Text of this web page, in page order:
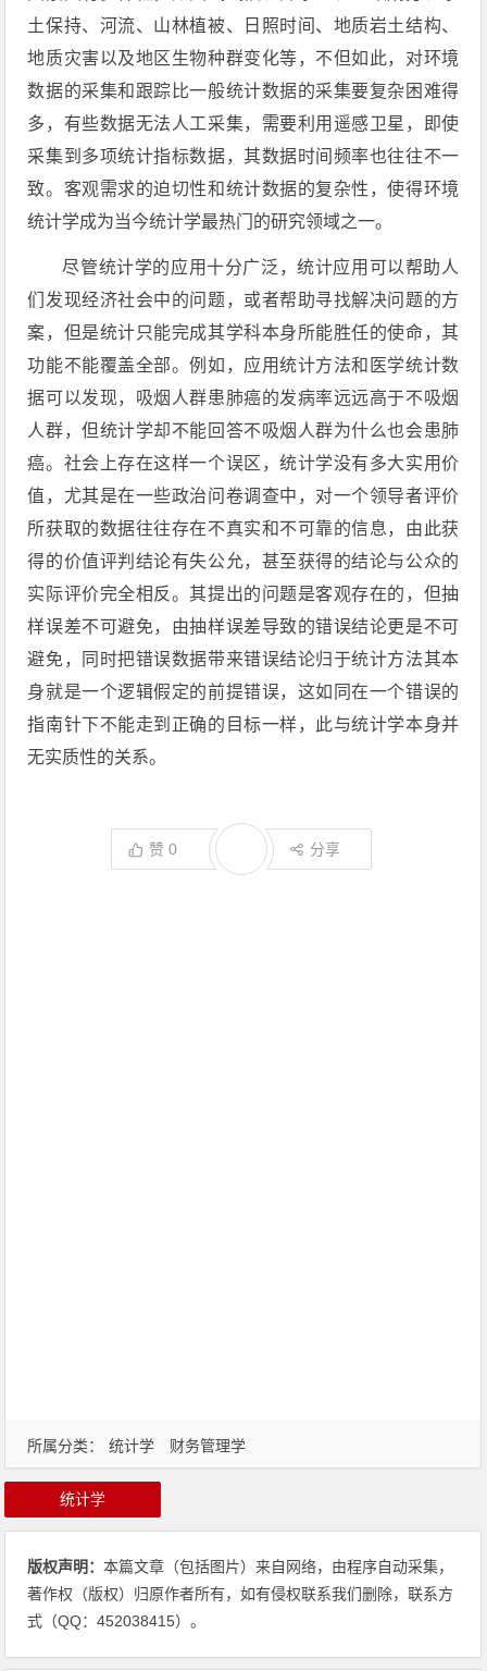
土保持、河流、山林植被、日照时间、地质岩土结构、
地质灾害以及地区生物种群变化等，不但如此，对环境
数据的采集和跟踪比一般统计数据的采集要复杂困难得
多，有些数据无法人工采集，需要利用遥感卫星，即使
采集到多项统计指标数据，其数据时间频率也往往不一
致。客观需求的迫切性和统计数据的复杂性，使得环境
统计学成为当今统计学最热门的研究领域之一。
尽管统计学的应用十分广泛，统计应用可以帮助人
们发现经济社会中的问题，或者帮助寻找解决问题的方
案，但是统计只能完成其学科本身所能胜任的使命，其
功能不能覆盖全部。例如，应用统计方法和医学统计数
据可以发现，吸烟人群患肺癌的发病率远远高于不吸烟
人群，但统计学却不能回答不吸烟人群为什么也会患肺
癌。社会上存在这样一个误区，统计学没有多大实用价
值，尤其是在一些政治问卷调查中，对一个领导者评价
所获取的数据往往存在不真实和不可靠的信息，由此获
得的价值评判结论有失公允，甚至获得的结论与公众的
实际评价完全相反。其提出的问题是客观存在的，但抽
样误差不可避免，由抽样误差导致的错误结论更是不可
避免，同时把错误数据带来错误结论归于统计方法其本
身就是一个逻辑假定的前提错误，这如同在一个错误的
指南针下不能走到正确的目标一样，此与统计学本身并
无实质性的关系。
赞0 分享
所属分类： 统计学 财务管理学
统计学
版权声明：本篇文章（包括图片）来自网络，由程序自动采集，
著作权（版权）归原作者所有，如有侵权联系我们删除，联系方
式（QQ：452038415）。